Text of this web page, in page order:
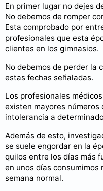
En primer lugar no dejes
No debemos de romper
Esta comprobado por
profesionales que esta
clientes en los gimnasios.
No debemos de perder la
estas fechas señaladas.
Los profesionales
existen mayores
intolerancia a
Además de esto,
se suele engordar en la
quilos entre los días más
en unos días consumimos
semana normal.